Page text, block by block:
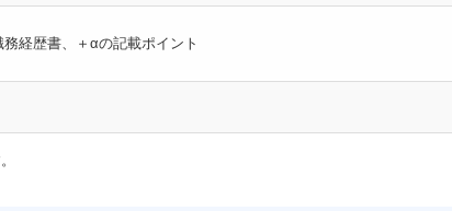
務経歴書、＋αの記載ポイント